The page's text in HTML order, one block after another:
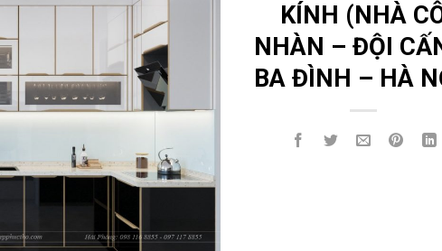
KÍNH (NHÀ
NHÀN – ĐỘI
BA ĐÌNH – HÀ